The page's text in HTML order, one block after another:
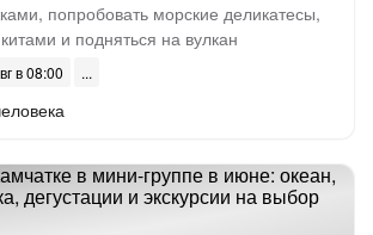
попробовать морские деликатесы,
и подняться на вулкан
в 08:00